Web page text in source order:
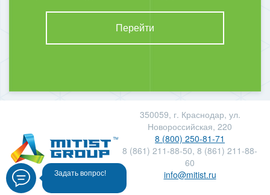
Перейти
350059, г. Краснодар, ул.
Новороссийская, 220
8 (800) 250-81-71
8 (861) 211-88-50, 8 (861) 211-88-
60
info@mitist.ru
Задать вопрос!